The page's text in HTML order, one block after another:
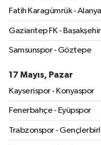
Fatih Karagümrük -
Gaziantep FK - Başakşehir
Samsunspor - Göztepe
17 Mayıs, Pazar
Kayserispor - Konyaspor
Fenerbahçe - Eyüpspor
Trabzonspor -